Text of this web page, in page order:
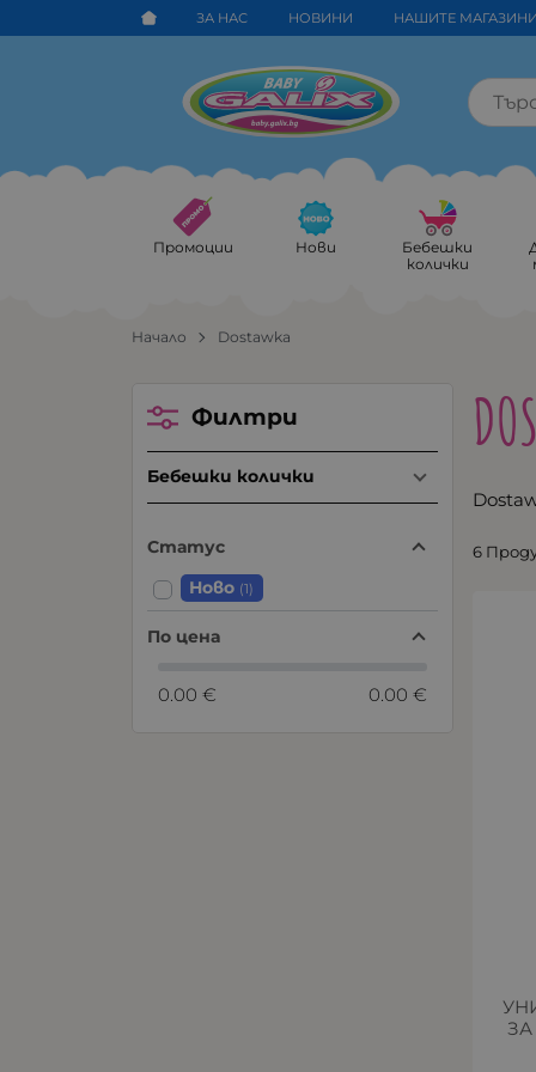
ЗА НАС НОВИНИ НАШИТЕ МАГАЗИНИ
Промоции Нови
Бебешки
колички
Начало Dostawka
6
Филтри
Бебешки колички
Статус
Ново (1)
По цена
0.00 € 0.00 €